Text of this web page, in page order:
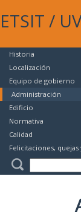
ETSIT /
Historia
Localización
Equipo de gobierno
Administración
Edificio
Normativa
Calidad
Felicitaciones, quejas